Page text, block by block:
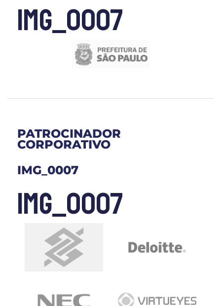
IMG_0007
PATROCINADOR
CORPORATIVO
IMG_0007
IMG_0007